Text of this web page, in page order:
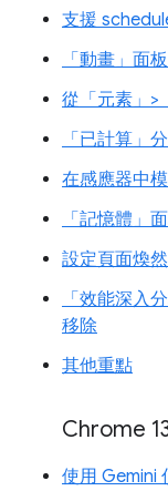
支援
「動畫」面
從「元素」>
「已計算」
在感應器中
「記憶體」
設定頁面煥
「效能深入
移除
其他重點
Chrome
使用 Gemini